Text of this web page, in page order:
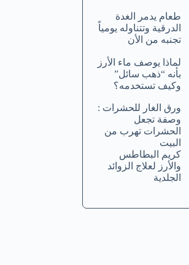
طعام يدمر الغدة
الدرقية وتتناوله يومياً
تجنبه من الأن
لماذا يوصف ماء الأرز
بأنه “ذهب سائل”
وكيف تستخدمه؟
ورق الغار للحشرات :
وصفة تجعل
الحشرات تهرب من
البيت
كريم البطاطس
والأرز لعلاج الزوائد
الجلدية